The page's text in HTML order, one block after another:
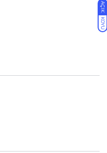
AÇIK
KOYU